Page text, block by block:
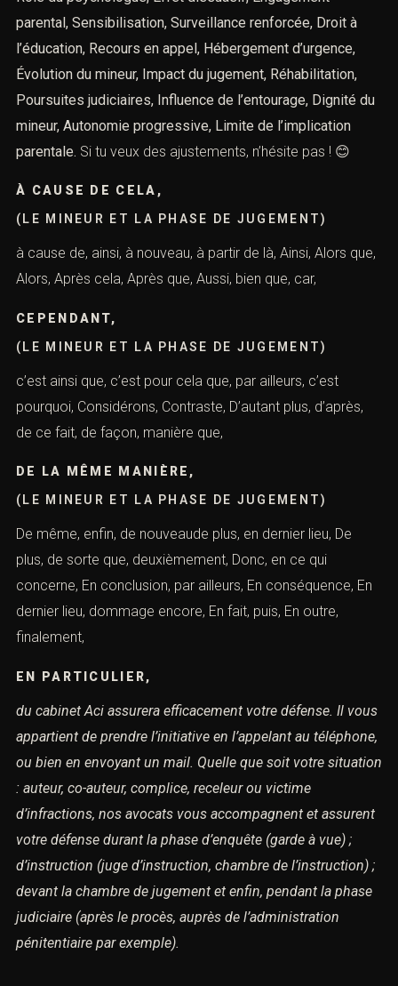
parental, Sensibilisation, Surveillance renforcée, Droit à
l’éducation, Recours en appel, Hébergement d’urgence,
Évolution du mineur, Impact du jugement, Réhabilitation,
Poursuites judiciaires, Influence de l’entourage, Dignité du
mineur, Autonomie progressive, Limite de l’implication
parentale. Si tu veux des ajustements, n’hésite pas ! 😊
À CAUSE DE CELA,
(LE MINEUR ET LA PHASE DE JUGEMENT)
à cause de, ainsi, à nouveau, à partir de là, Ainsi, Alors que,
Alors, Après cela, Après que, Aussi, bien que, car,
CEPENDANT,
(LE MINEUR ET LA PHASE DE JUGEMENT)
c’est ainsi que, c’est pour cela que, par ailleurs, c’est
pourquoi, Considérons, Contraste, D’autant plus, d’après,
de ce fait, de façon, manière que,
DE LA MÊME MANIÈRE,
(LE MINEUR ET LA PHASE DE JUGEMENT)
De même, enfin, de nouveaude plus, en dernier lieu, De
plus, de sorte que, deuxièmement, Donc, en ce qui
concerne, En conclusion, par ailleurs, En conséquence, En
dernier lieu, dommage encore, En fait, puis, En outre,
finalement,
EN PARTICULIER,
du cabinet Aci assurera efficacement votre défense. Il vous
appartient de prendre l’initiative en l’appelant au téléphone,
ou bien en envoyant un mail. Quelle que soit votre situation
: auteur, co-auteur, complice, receleur ou victime
d’infractions, nos avocats vous accompagnent et assurent
votre défense durant la phase d’enquête (garde à vue) ;
d’instruction (juge d’instruction, chambre de l’instruction) ;
devant la chambre de jugement et enfin, pendant la phase
judiciaire (après le procès, auprès de l’administration
pénitentiaire par exemple).